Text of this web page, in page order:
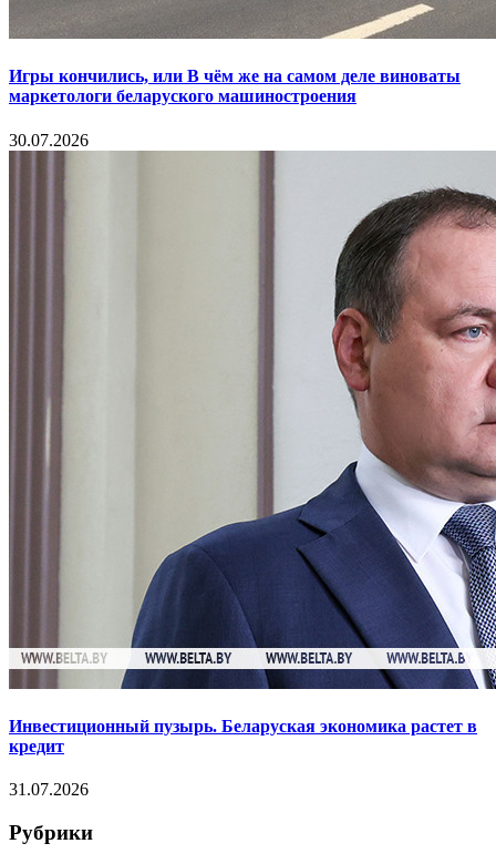
Игры кончились, или В чём же на самом деле виноваты
маркетологи беларуского машиностроения
30.07.2026
Инвестиционный пузырь. Беларуская экономика растет в
кредит
31.07.2026
Рубрики